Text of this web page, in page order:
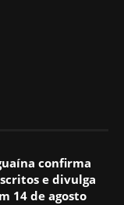
confirma
e divulga
14 de agosto